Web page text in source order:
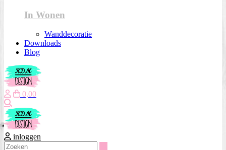
In Wonen
Wanddecoratie
Downloads
Blog
0,00
inloggen